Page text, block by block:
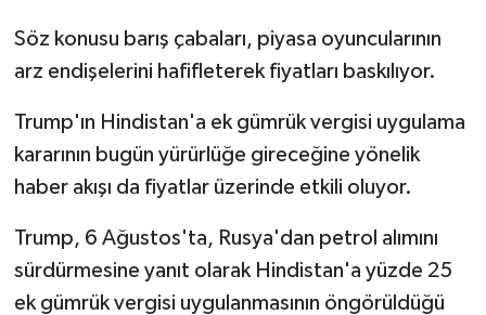
Söz konusu barış çabaları, piyasa oyuncularının
arz endişelerini hafifleterek fiyatları baskılıyor.
Trump'ın Hindistan'a ek gümrük vergisi uygulama
kararının bugün yürürlüğe gireceğine yönelik
haber akışı da fiyatlar üzerinde etkili oluyor.
Trump, 6 Ağustos'ta, Rusya'dan petrol alımını
sürdürmesine yanıt olarak Hindistan'a yüzde 25
ek gümrük vergisi uygulanmasının öngörüldüğü